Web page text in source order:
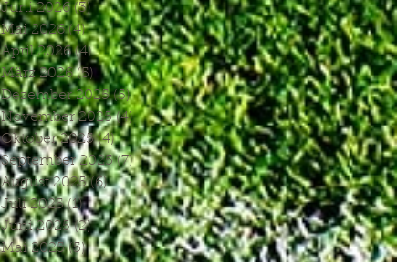
Juni 2026 (3)3 Beiträge
Mai 2026 (4)4 Beiträge
April 2026 (4)4 Beiträge
März 2026 (5) 5 Beiträge
Dezember 2025 (5)5 Beiträge
November 2025 (4)4 Beiträge
Oktober 2025 (4)4 Beiträge
September 2025 (7)7 Beiträge
August 2025 (6)6 Beiträge
Juli 2025 (1)1 Beitrag
Juni 2025 (2)2 Beiträge
Mai 2025 (5)5 Beiträge